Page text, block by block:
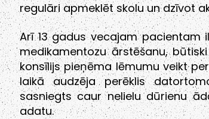
regulāri apmeklēt skolu un dzīvot
Arī 13 gadus vecajam pacientam
medikamentozu ārstēšanu,
konsīlijs pieņēma lēmumu veikt
laikā audzēja perēklis
sasniegts caur nelielu dūrienu
adatu.